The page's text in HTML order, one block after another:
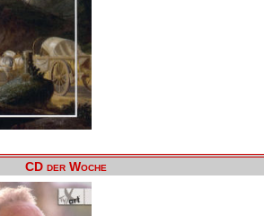
CD der Woche